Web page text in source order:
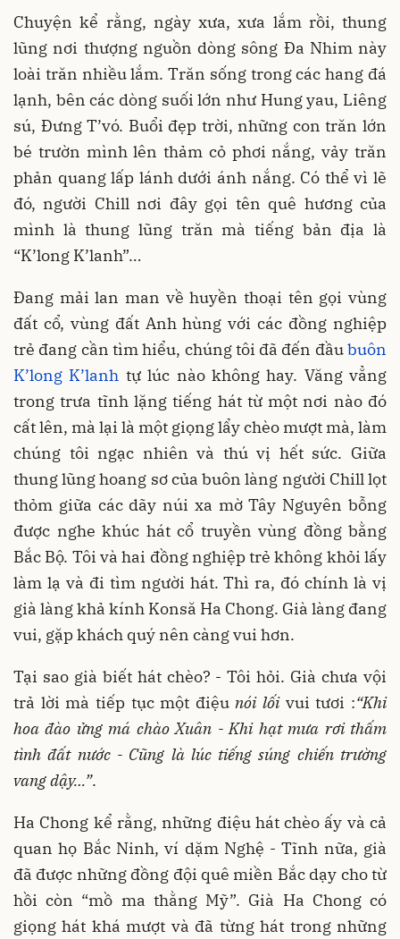
Chuyện kể rằng, ngày xưa, xưa lắm rồi, thung
lũng nơi thượng nguồn dòng sông Đa Nhim này
loài trăn nhiều lắm. Trăn sống trong các hang đá
lạnh, bên các dòng suối lớn như Hung yau, Liêng
sú, Đưng T’vó. Buổi đẹp trời, những con trăn lớn
bé trườn mình lên thảm cỏ phơi nắng, vảy trăn
phản quang lấp lánh dưới ánh nắng. Có thể vì lẽ
đó, người Chill nơi đây gọi tên quê hương của
mình là thung lũng trăn mà tiếng bản địa là
“K’long K’lanh”…
Đang mải lan man về huyền thoại tên gọi vùng
đất cổ, vùng đất Anh hùng với các đồng nghiệp
trẻ đang cần tìm hiểu, chúng tôi đã đến đầubuôn
K’long K’lanh tự lúc nào không hay. Văng vẳng
trong trưa tĩnh lặng tiếng hát từ một nơi nào đó
cất lên, mà lại là một giọng lẩy chèo mượt mà, làm
chúng tôi ngạc nhiên và thú vị hết sức. Giữa
thung lũng hoang sơ của buôn làng người Chill lọt
thỏm giữa các dãy núi xa mờ Tây Nguyên bỗng
được nghe khúc hát cổ truyền vùng đồng bằng
Bắc Bộ. Tôi và hai đồng nghiệp trẻ không khỏi lấy
làm lạ và đi tìm người hát. Thì ra, đó chính là vị
già làng khả kính Konsă Ha Chong. Già làng đang
vui, gặp khách quý nên càng vui hơn.
Tại sao già biết hát chèo? - Tôi hỏi. Già chưa vội
trả lời mà tiếp tục một điệunói lốivui tươi :“Khi
hoa đào ửng má chào Xuân - Khi hạt mưa rơi thấm
tình đất nước - Cũng là lúc tiếng súng chiến trường
vang dậy…”.
Ha Chong kể rằng, những điệu hát chèo ấy và cả
quan họ Bắc Ninh, ví dặm Nghệ - Tĩnh nữa, già
đã được những đồng đội quê miền Bắc dạy cho từ
hồi còn “mồ ma thằng Mỹ”. Già Ha Chong có
giọng hát khá mượt và đã từng hát trong những